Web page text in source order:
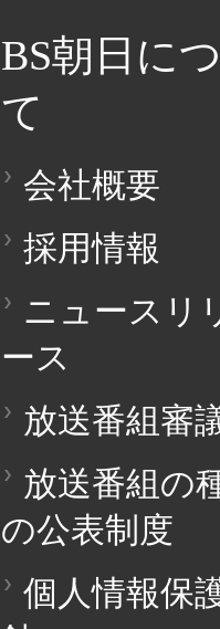
BS朝日に
て
会社概要
採用情報
ニュースリ
ース
放送番組審
放送番組の
の公表制度
個人情報保